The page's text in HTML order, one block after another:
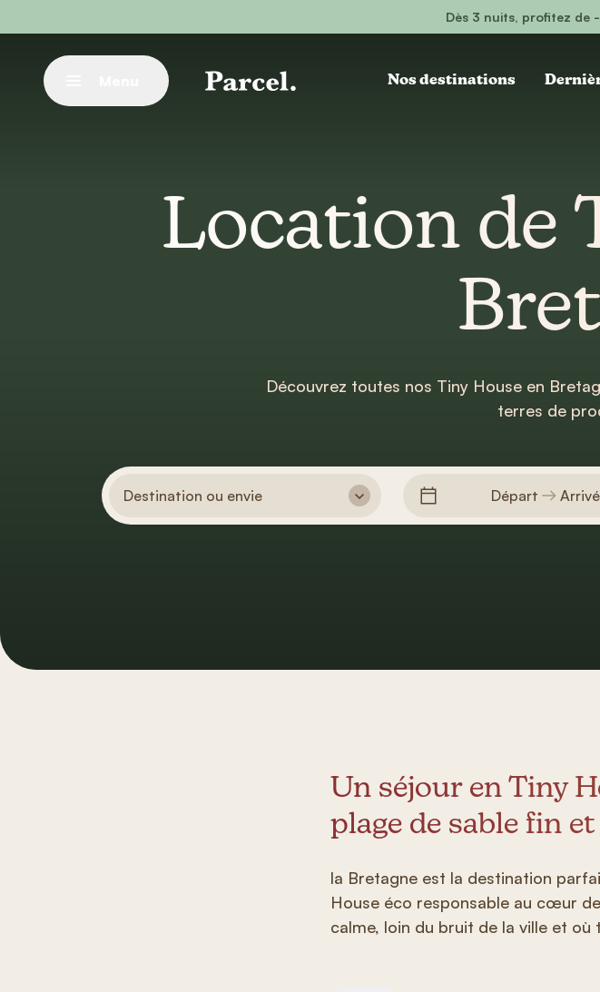
Dès 3 nuits, profitez de
Fermer
Nos destinations
Location de
Découvrez toutes nos Tiny House en
terres de
Destination ou envie Départ
Un séjour en Tiny
plage de sable fin
la Bretagne est la destination
House éco responsable au cœur
calme, loin du bruit de la ville et